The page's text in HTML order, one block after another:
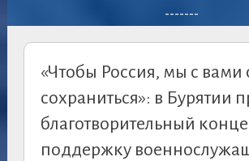
-------
«Чтобы Россия, мы с вами
сохраниться»: в Бурятии
благотворительный
поддержку